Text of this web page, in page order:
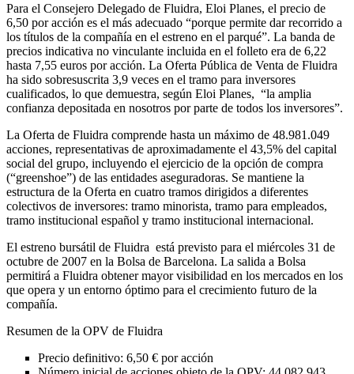
Para el Consejero Delegado de Fluidra, Eloi Planes, el precio de
6,50 por acción es el más adecuado “porque permite dar recorrido a
los títulos de la compañía en el estreno en el parqué”. La banda de
precios indicativa no vinculante incluida en el folleto era de 6,22
hasta 7,55 euros por acción. La Oferta Pública de Venta de Fluidra
ha sido sobresuscrita 3,9 veces en el tramo para inversores
cualificados, lo que demuestra, según Eloi Planes, “la amplia
confianza depositada en nosotros por parte de todos los inversores”.
La Oferta de Fluidra comprende hasta un máximo de 48.981.049
acciones, representativas de aproximadamente el 43,5% del capital
social del grupo, incluyendo el ejercicio de la opción de compra
(“greenshoe”) de las entidades aseguradoras. Se mantiene la
estructura de la Oferta en cuatro tramos dirigidos a diferentes
colectivos de inversores: tramo minorista, tramo para empleados,
tramo institucional español y tramo institucional internacional.
El estreno bursátil de Fluidra está previsto para el miércoles 31 de
octubre de 2007 en la Bolsa de Barcelona. La salida a Bolsa
permitirá a Fluidra obtener mayor visibilidad en los mercados en los
que opera y un entorno óptimo para el crecimiento futuro de la
compañía.
Resumen de la OPV de Fluidra
Precio definitivo: 6,50 € por acción